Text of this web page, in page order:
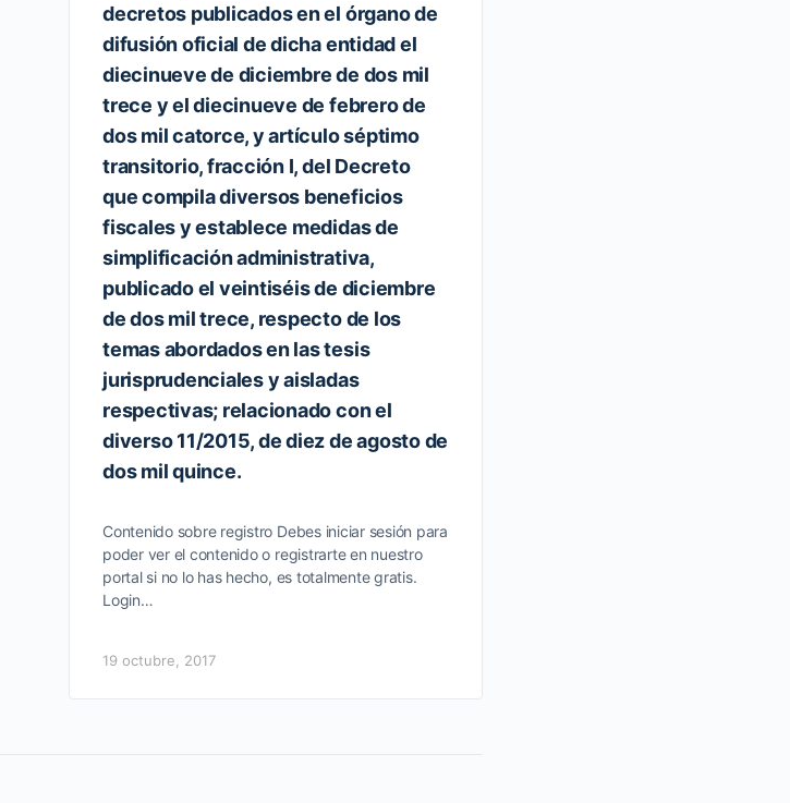
decretos publicados en el órgano de
difusión oficial de dicha entidad el
diecinueve de diciembre de dos mil
trece y el diecinueve de febrero de
dos mil catorce, y artículo séptimo
transitorio, fracción I, del Decreto
que compila diversos beneficios
fiscales y establece medidas de
simplificación administrativa,
publicado el veintiséis de diciembre
de dos mil trece, respecto de los
temas abordados en las tesis
jurisprudenciales y aisladas
respectivas; relacionado con el
diverso 11/2015, de diez de agosto de
dos mil quince.
Contenido sobre registro Debes iniciar sesión para
poder ver el contenido o registrarte en nuestro
portal si no lo has hecho, es totalmente gratis.
Login…
19 octubre, 2017